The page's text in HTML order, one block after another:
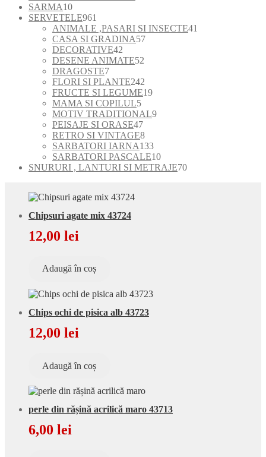
SARMA1010
produse
SERVETELE961
de
produse
ANIMALE ,PASARI SI INSECTE41
CASA SI GRADINA5757
DECORATIVE42
de
DESENE ANIMATE52
produse
DRAGOSTE77
produse
FLORI SI PLANTE242
de
FRUCTE SI LEGUME1919
MAMA SI COPILUL55
produse
MOTIV TRADITIONAL99
PEISAJE SI ORASE4747
de
produse
RETRO SI VINTAGE88
produse
SARBATORI IARNA133133
de
produse
SARBATORI PASCALE1010
produse
SNURURI , LANTURI SI METRAJE7070
Chipsuri agate mix 43724
12,00 lei
Adaugă în coș
Chips ochi de pisica alb 43723
12,00 lei
Adaugă în coș
perle din rășină acrilică maro 43713
6,00 lei